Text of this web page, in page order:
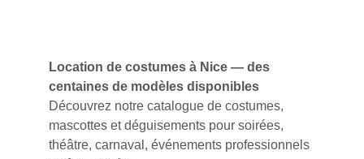
Location de costumes à Nice — des
centaines de modèles disponibles
Découvrez notre catalogue de costumes,
mascottes et déguisements pour soirées,
théâtre, carnaval, événements professionnels